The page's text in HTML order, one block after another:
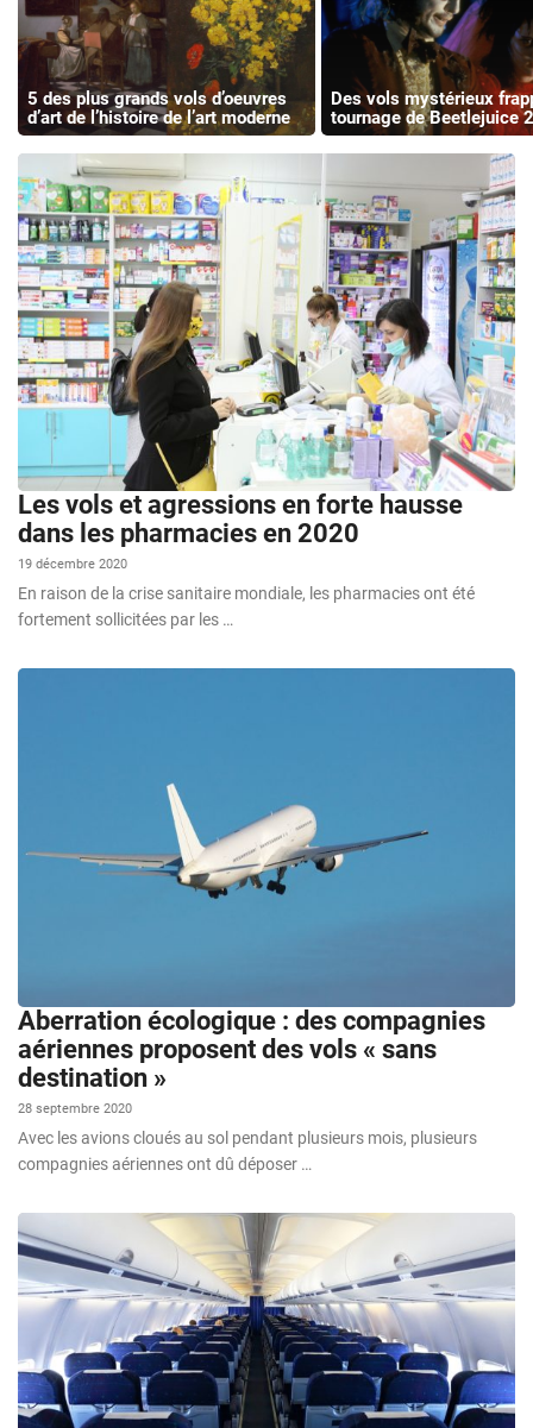
5 des plus grands vols d’oeuvres
d’art de l’histoire de l’art moderne
Des vols mystérieux
tournage de Beetlejuice 2
Les vols et agressions en forte hausse
dans les pharmacies en 2020
19 décembre 2020
En raison de la crise sanitaire mondiale, les pharmacies ont été
fortement sollicitées par les …
Aberration écologique : des compagnies
aériennes proposent des vols « sans
destination »
28 septembre 2020
Avec les avions cloués au sol pendant plusieurs mois, plusieurs
compagnies aériennes ont dû déposer …